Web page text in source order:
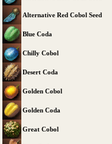
Alternative Red Cobol Seed
Blue Coda
Chilly Cobol
Desert Coda
Golden Cobol
Golden Coda
Great Cobol